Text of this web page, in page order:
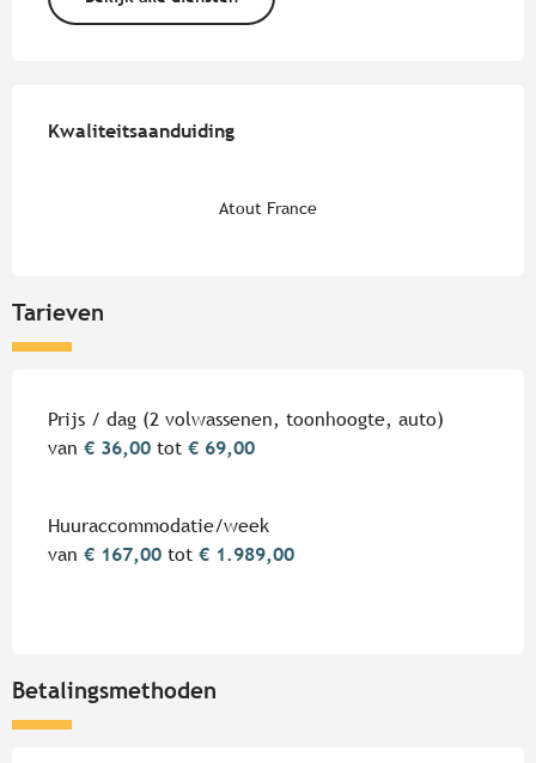
Kwaliteitsaanduiding
Kwaliteitsaanduiding
Atout France
Tarieven
Tarieven 2026
Prijs / dag (2 volwassenen, toonhoogte, auto)
van € 36,00 tot € 69,00
Huuraccommodatie/week
van € 167,00 tot € 1.989,00
Betalingsmethoden